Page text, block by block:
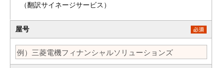
（翻訳サイネージサービス）
屋号